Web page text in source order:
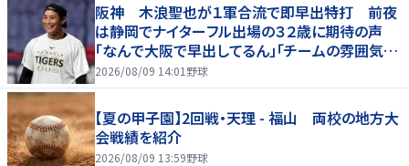
阪神 木浪聖也が１軍合流で即早出特打 前夜
は静岡でナイターフル出場の３２歳に期待の声
「なんで大阪で早出してるん」「チームの雰囲気が
変わる気が」
2026/08/09 14:01 野球
【夏の甲子園】2回戦・天理 - 福山 両校の地方大
会戦績を紹介
2026/08/09 13:59野球